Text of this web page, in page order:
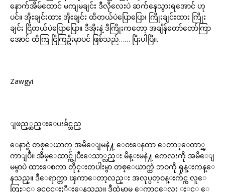
နောက်အိမ်ထောင် မကျမချင်း ဒီလိုလေးပဲ ဆက်နေသွားရအောင် ဟု
ပင်။ အိုးချင်းထား အိုးချင်း ထိတယ်ပဲပြောပြော၊ ကြိုးချင်းထား ကြိုး
ချင်း ငြိတယ်ပဲပြောပြော။ ဒီအိုးနဲ့ ဒီကြိုးကတော့ အချိန်တော်တော်ကြာ
အောင် ထိကြ ငြိကြဦးမှာပင် ဖြစ်သည်…… ပြီးပါပြီ။.
Zawgyi
ျဖည့္ဆည္းေပးခ်င္သည္
ေနာင္ရဲ တစ္ေယာက္ အမိေျမနဲ႔ ေဝးေနတာ ေတာ္ေတာ္ၾ
ကာျပီ။ အိမ္ေထာင္က်ျပီးေသာ္လည္း မိန္းမနဲ႔ ကေလးကို အမိေျ
မမွာပဲ ထားေစကာ တိုင္းတပါးမွာ တစ္ေယာက္ထဲ ဘဝကို ရုန္းကန္ေ
နသည္။ ဒီေရာက္တာ ၾကာေတာ့လည္း အလုပ္ပတ္ဝန္းက်င္က လူေ
တြႏွင့္ ခင္မင္ရင္းႏီွးေနသည္။ ဒီထဲမွာမွ ေကာင္ေလး ႏွင့္ ေ